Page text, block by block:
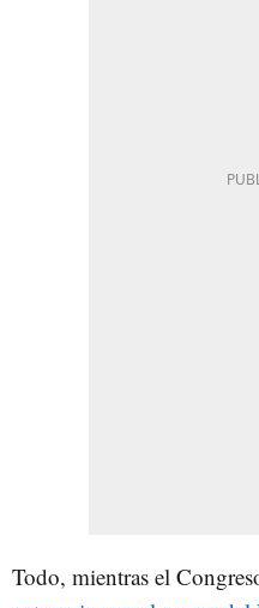
Todo, mientras el